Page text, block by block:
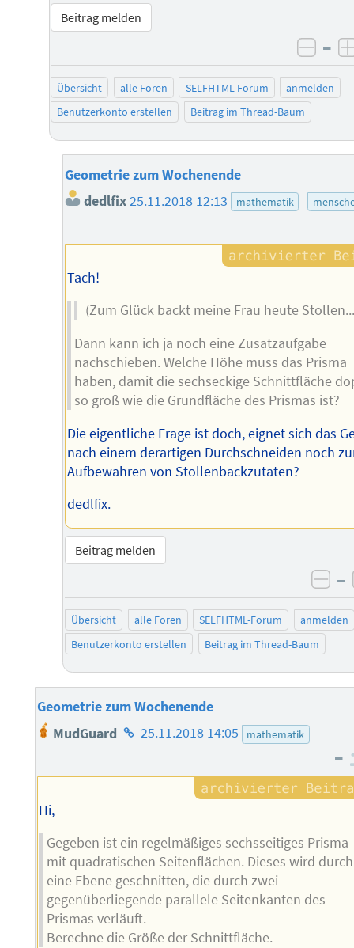
Beitrag melden
–
Übersicht alle Foren SELFHTML-Forum
anmelden
Benutzerkonto erstellen
Beitrag im Thread-Baum
Geometrie zum Wochenende
dedlfix25.11.2018 12:13 mathematik
Tach!
(Zum Glück backt meine Frau heute
Dann kann ich ja noch eine Zusatzaufgabe
nachschieben. Welche Höhe muss das Prisma
haben, damit die sechseckige Schnittfläche
so groß wie die Grundfläche des Prismas ist?
Die eigentliche Frage ist doch, eignet sich das
nach einem derartigen Durchschneiden noch
Aufbewahren von Stollenbackzutaten?
dedlfix.
Beitrag melden
–
Übersicht alle Foren SELFHTML-Forum
anmelden
Benutzerkonto erstellen
Beitrag im Thread-Baum
Geometrie zum Wochenende
MudGuard Homepage
Autors
25.11.2018 14:05 mathematik
–
Hi,
Gegeben ist ein regelmäßiges sechsseitiges Prisma
mit quadratischen Seitenflächen. Dieses wird durch
eine Ebene geschnitten, die durch zwei
gegenüberliegende parallele Seitenkanten des
Prismas verläuft.
Berechne die Größe der Schnittfläche.